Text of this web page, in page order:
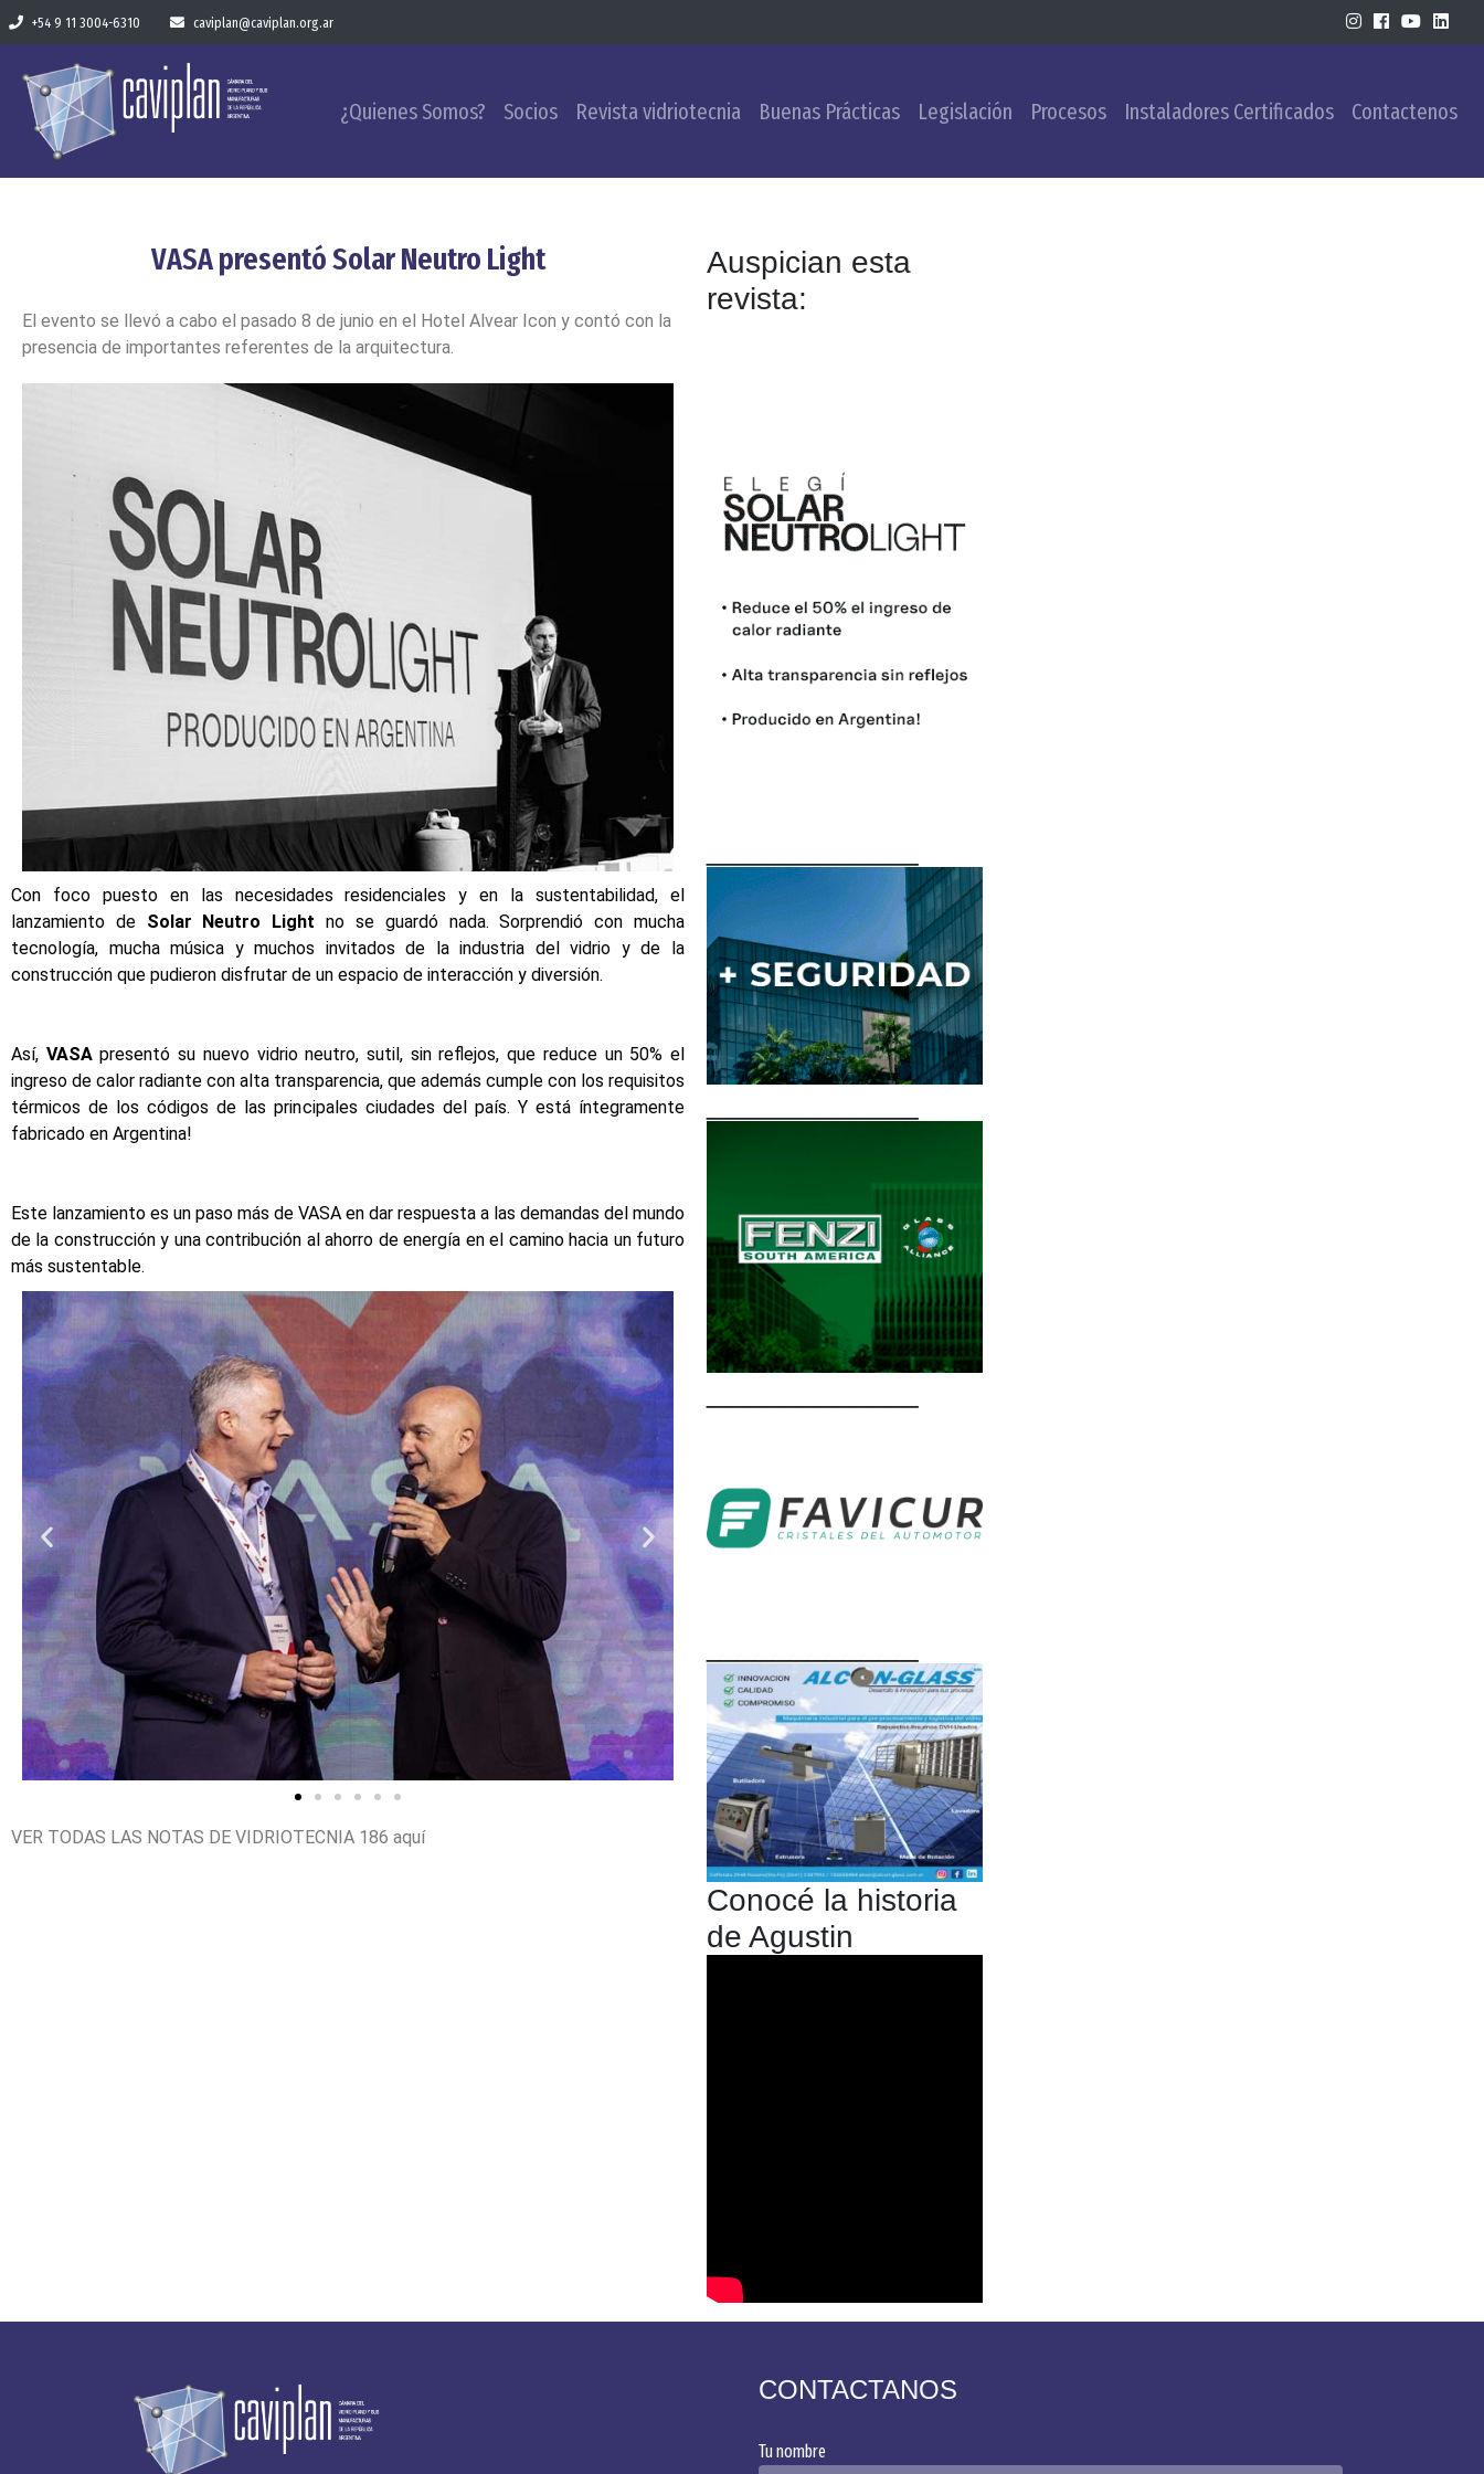
+54 9 11 3004-6310 caviplan@caviplan.org.ar
¿Quienes Somos? Socios Revista vidriotecnia Buenas Prácticas Legislación Procesos Instaladores Certificados Contactenos
VASA presentó Solar Neutro Light
El evento se llevó a cabo el pasado 8 de junio en el Hotel Alvear Icon y contó con la
presencia de importantes referentes de la arquitectura.
Con foco puesto en las necesidades residenciales y en la sustentabilidad, el
lanzamiento de Solar Neutro Light no se guardó nada. Sorprendió con mucha
tecnología, mucha música y muchos invitados de la industria del vidrio y de la
construcción que pudieron disfrutar de un espacio de interacción y diversión.
Así, VASApresentó su nuevo vidrio neutro, sutil, sin reflejos, que reduce un 50% el
ingreso de calor radiante con alta transparencia, que además cumple con los requisitos
térmicos de los códigos de las principales ciudades del país. Y está íntegramente
fabricado en Argentina!
Este lanzamiento es un paso más de VASA en dar respuesta a las demandas del mundo
de la construcción y una contribución al ahorro de energía en el camino hacia un futuro
más sustentable.
VER TODAS LAS NOTAS DE VIDRIOTECNIA 186 aquí
Auspician esta
revista:
Conocé la historia
de Agustin
CONTACTANOS
Tu nombre
Alternative: